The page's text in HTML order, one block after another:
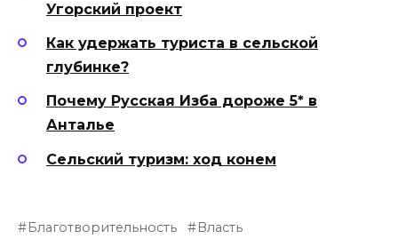
Угорский проект
Как удержать туриста в сельской
глубинке?
Почему Русская Изба дороже 5* в
Анталье
Сельский туризм: ход конем
Благотворительность
Власть